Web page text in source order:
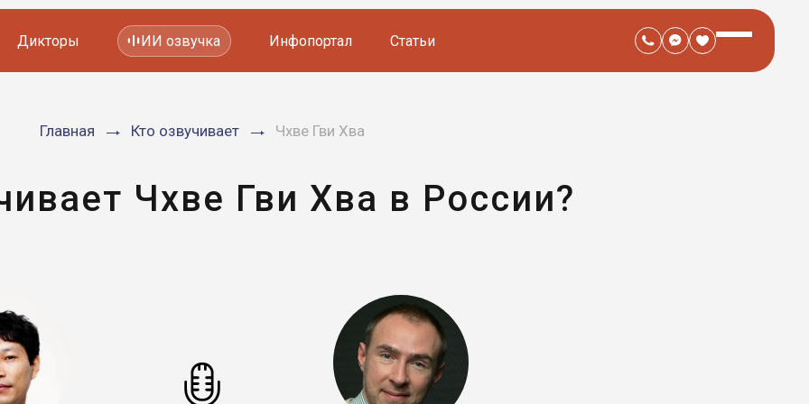
Мультфильмов
Дикторы ИИ озвучка Инфопортал Статьи
Главная Кто озвучивает Чхве Гви Хва
Чхве Гви Хва в России?